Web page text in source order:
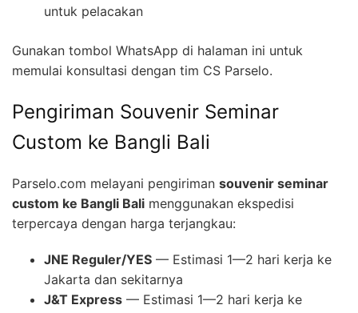
untuk pelacakan
Gunakan tombol WhatsApp di halaman ini untuk
memulai konsultasi dengan tim CS Parselo.
Pengiriman Souvenir Seminar
Custom ke Bangli Bali
Parselo.com melayani pengiriman souvenir seminar
custom ke Bangli Bali menggunakan ekspedisi
terpercaya dengan harga terjangkau:
JNE Reguler/YES — Estimasi 1—2 hari kerja ke
Jakarta dan sekitarnya
J&T Express — Estimasi 1—2 hari kerja ke